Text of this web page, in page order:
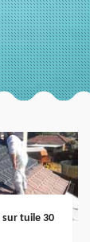
tuile 30